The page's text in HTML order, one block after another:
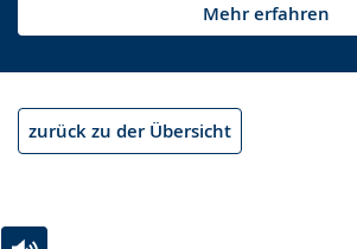
Mehr erfahren
zurück zu der Übersicht